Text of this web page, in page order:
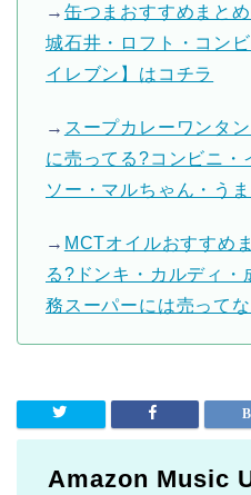
→ 缶つまおすすめまと
城石井・ロフト・コン
イレブン】はコチラ
→ スープカレーワンタ
に売ってる?コンビニ・
ソー・マルちゃん・う
→ MCTオイルおすすめ
る?ドンキ・カルディ・
務スーパーには売って
Amazon Music